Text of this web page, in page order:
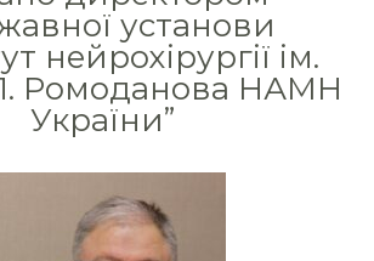
установи
нейрохірургії ім.
Ромоданова НАМН
України”